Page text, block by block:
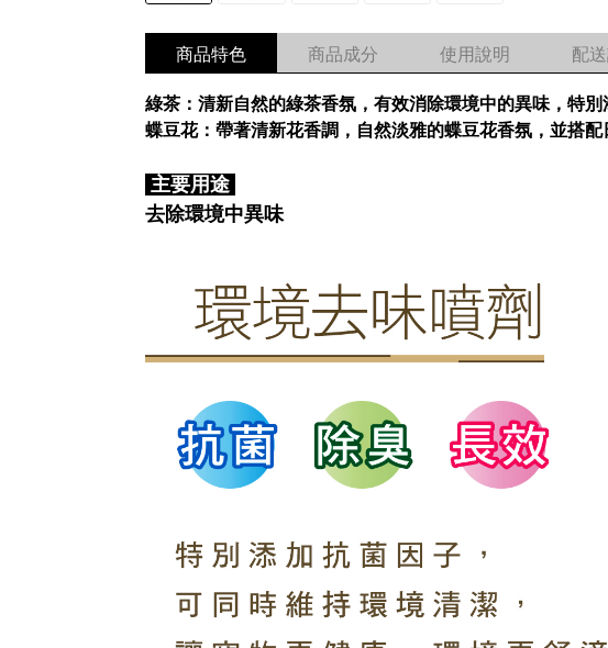
商品特色 商品成分 使用說明 配
綠茶：清新自然的綠茶香氛，有效消除環境中的異味，特
蝶豆花：帶著清新花香調，自然淡雅的蝶豆花香氛，並搭
主要用途
去除環境中異味